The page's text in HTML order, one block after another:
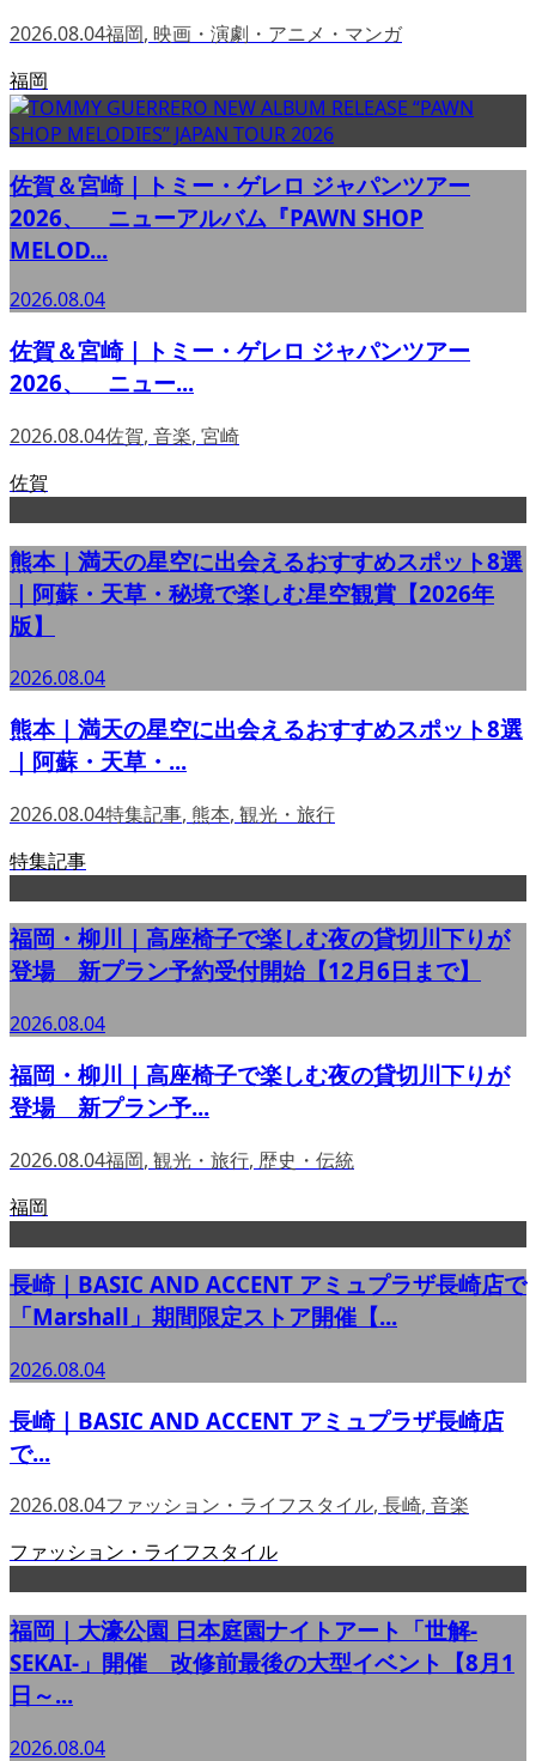
2026.08.04福岡, 映画・演劇・アニメ・マンガ
福岡
佐賀＆宮崎｜トミー・ゲレロ ジャパンツアー
2026、 ニューアルバム『PAWN SHOP
MELOD...
2026.08.04
佐賀＆宮崎｜トミー・ゲレロ ジャパンツアー
2026、 ニュー...
2026.08.04佐賀, 音楽, 宮崎
佐賀
熊本｜満天の星空に出会えるおすすめスポット8選
｜阿蘇・天草・秘境で楽しむ星空観賞【2026年
版】
2026.08.04
熊本｜満天の星空に出会えるおすすめスポット8選
｜阿蘇・天草・...
2026.08.04特集記事, 熊本, 観光・旅行
特集記事
福岡・柳川｜高座椅子で楽しむ夜の貸切川下りが
登場 新プラン予約受付開始【12月6日まで】
2026.08.04
福岡・柳川｜高座椅子で楽しむ夜の貸切川下りが
登場 新プラン予...
2026.08.04福岡, 観光・旅行, 歴史・伝統
福岡
長崎｜BASIC AND ACCENT アミュプラザ長崎店で
「Marshall」期間限定ストア開催【...
2026.08.04
長崎｜BASIC AND ACCENT アミュプラザ長崎店
で...
2026.08.04ファッション・ライフスタイル, 長崎, 音楽
ファッション・ライフスタイル
福岡｜大濠公園 日本庭園ナイトアート「世解-
SEKAI-」開催 改修前最後の大型イベント【8月1
日～...
2026.08.04